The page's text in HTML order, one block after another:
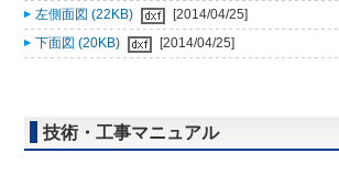
左側面図 (22KB)
[2014/04/25]
下面図 (20KB)
[2014/04/25]
技術・工事マニュアル